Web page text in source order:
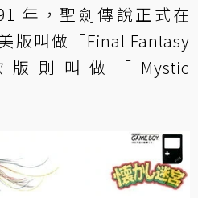
年，聖劍傳說正式在
版叫做「Final Fantasy
版則叫做「Mystic